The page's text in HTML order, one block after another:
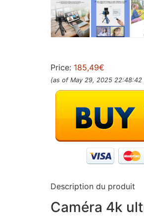
Price: 185,49€
(as of May 29, 2025 22:48:42
Description du produit
Caméra 4k